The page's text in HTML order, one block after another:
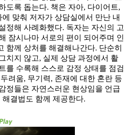
도록 돕는다. 책은 자아, 다이어트,
맞춰 저자가 상담실에서 만난 내
정해 사례화했다. 독자는 자신의 고
잠시나마 서로의 편이 되어주며 인
함께 상처를 해결해나간다. 단순히
치지 않고, 실제 상담 과정에서 활
를 수록해 스스로 감정 상태를 점검
려움, 무기력, 존재에 대한 혼란 등
정들은 자연스러운 현상임을 언급
결법도 함께 제공한다.